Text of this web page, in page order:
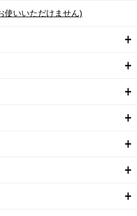
使いいただけません)